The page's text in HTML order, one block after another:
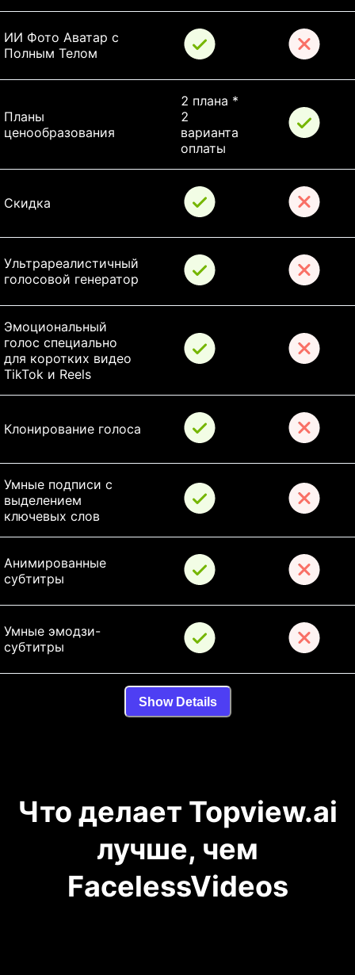
ИИ Фото Аватар с
Полным Телом
Планы
ценообразования
2 плана *
2
варианта
оплаты
Скидка
Ультрареалистичный
голосовой генератор
Эмоциональный
голос специально
для коротких видео
TikTok и Reels
Клонирование голоса
Умные подписи с
выделением
ключевых слов
Анимированные
субтитры
Умные эмодзи-
субтитры
Show Details
Что делает Topview.ai
лучше, чем
FacelessVideos